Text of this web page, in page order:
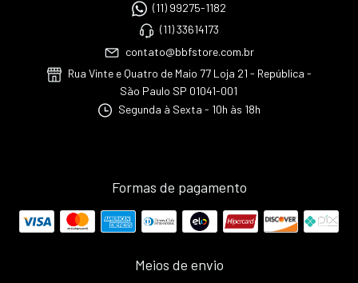
(11) 99275-1182
(11) 33614173
contato@bbfstore.com.br
Rua Vinte e Quatro de Maio 77 Loja 21 - República -
São Paulo SP 01041-001
Segunda à Sexta - 10h às 18h
Formas de pagamento
Meios de envio